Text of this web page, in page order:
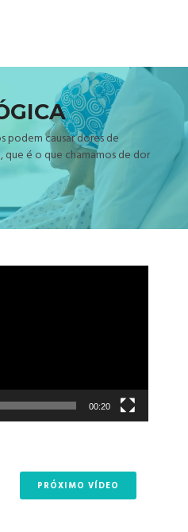
podem causar dores de
é o que chamamos de dor
00:20
PRÓXIMO VÍDEO